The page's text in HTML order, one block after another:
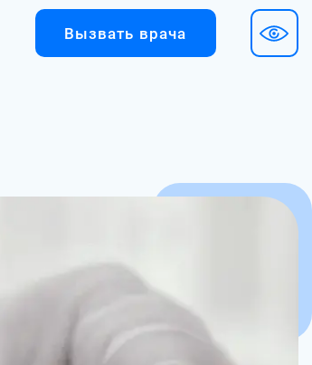
Вызвать врача